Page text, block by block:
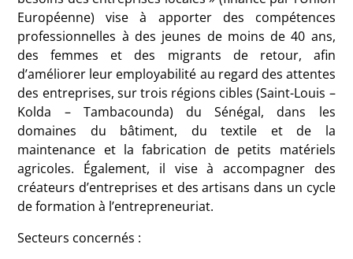
Européenne) vise à apporter des compétences
professionnelles à des jeunes de moins de 40 ans,
des femmes et des migrants de retour, afin
d’améliorer leur employabilité au regard des attentes
des entreprises, sur trois régions cibles (Saint-Louis –
Kolda – Tambacounda) du Sénégal, dans les
domaines du bâtiment, du textile et de la
maintenance et la fabrication de petits matériels
agricoles. Également, il vise à accompagner des
créateurs d’entreprises et des artisans dans un cycle
de formation à l’entrepreneuriat.
Secteurs concernés :